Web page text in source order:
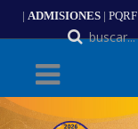
| ADMISIONES | PQRF